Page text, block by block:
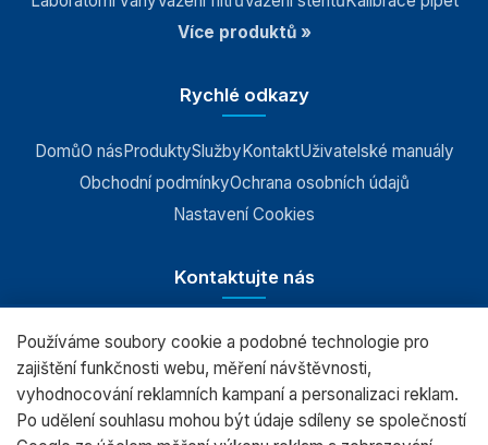
Více produktů »
Rychlé odkazy
DomůO násProduktySlužbyKontaktUživatelské manuály
Obchodní podmínkyOchrana osobních údajů
Nastavení Cookies
Kontaktujte nás
RADWAG CZ s.r.o., Šumperk
+420 583 210 016
Používáme soubory cookie a podobné technologie pro
zajištění funkčnosti webu, měření návštěvnosti,
vyhodnocování reklamních kampaní a personalizaci reklam.
Po udělení souhlasu mohou být údaje sdíleny se společností